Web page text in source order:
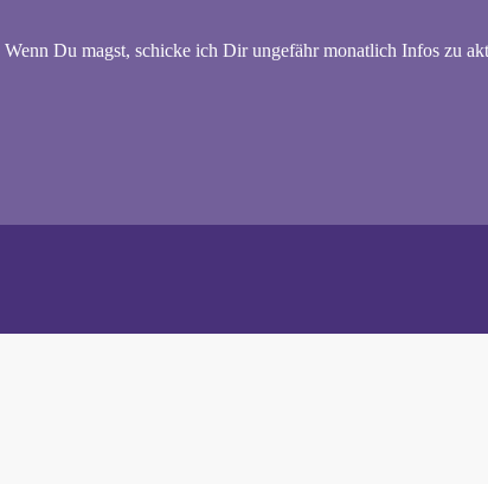
Wenn Du magst, schicke ich Dir ungefähr monatlich Infos zu